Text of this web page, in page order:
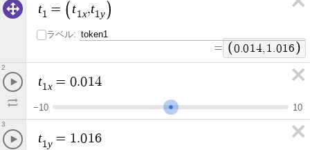
t1 = t1x,t1y
ラベル:
= 0.014, 1.016
t1x = 0.014
−10 10
2
t1y = 1.016
3